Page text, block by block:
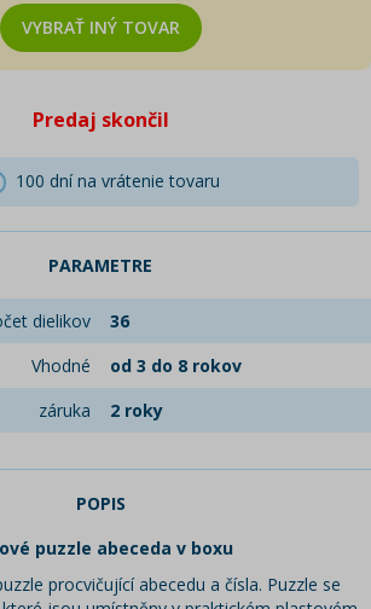
VYBRAŤ INÝ TOVAR
Predaj skončil
100 dní na vrátenie tovaru
PARAMETRE
dielikov
36
Vhodné
od 3 do 8 rokov
záruka
2 roky
POPIS
puzzle abeceda v boxu
procvičující abecedu a čísla. Puzzle se